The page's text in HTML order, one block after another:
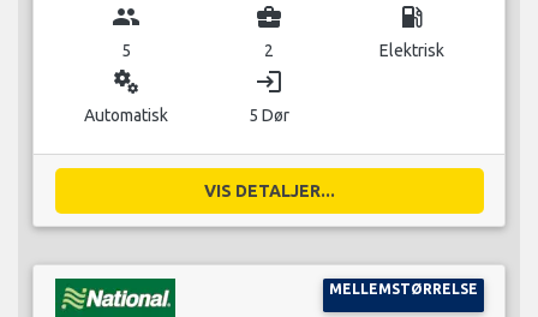
group
5
business_center
2
local_gas_station
Elektrisk
miscellaneous_services
Automatisk
login
5 Dør
VIS DETALJER...
MELLEMSTØRRELSE